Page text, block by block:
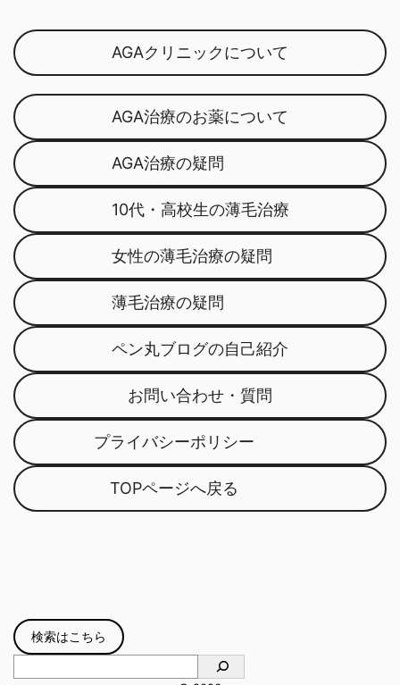
AGAクリニックについて
AGA治療のお薬について
AGA治療の疑問
10代・高校生の薄毛治療
女性の薄毛治療の疑問
薄毛治療の疑問
ペン丸ブログの自己紹介
お問い合わせ・質問
プライバシーポリシー
TOPページへ戻る
検索はこちら